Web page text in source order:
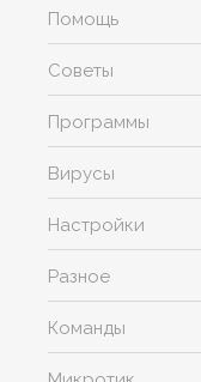
Помощь
Советы
Программы
Вирусы
Настройки
Разное
Команды